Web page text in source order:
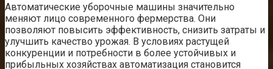
Автоматические уборочные машины значительно
меняют лицо современного фермерства. Они
позволяют повысить эффективность, снизить затраты и
улучшить качество урожая. В условиях растущей
конкуренции и потребности в более устойчивых и
прибыльных хозяйствах автоматизация становится